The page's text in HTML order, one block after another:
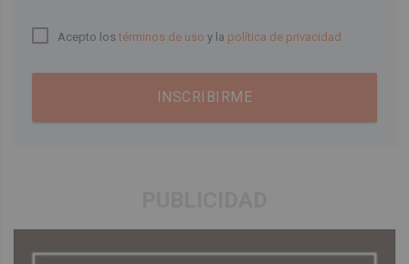
Acepto lostérminos de uso y la política de privacidad
INSCRIBIRME